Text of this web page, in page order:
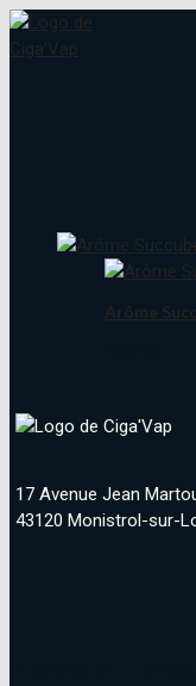
Arôme
17 Avenue Jean
43120 Monistrol-sur-